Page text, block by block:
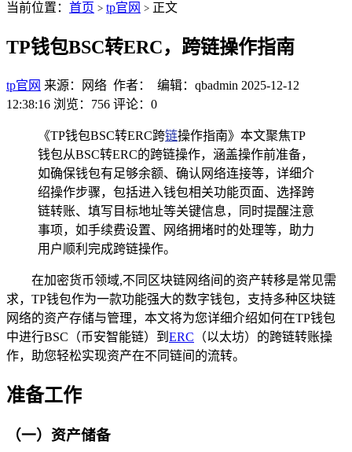
当前位置： 首页 > tp官网 > 正文
TP钱包BSC转ERC，跨链操作指南
tp官网 来源：网络 作者： 编辑：qbadmin 2025-12-12
12:38:16 浏览：756 评论：0
《TP钱包BSC转ERC跨链操作指南》本文聚焦TP
钱包从BSC转ERC的跨链操作，涵盖操作前准备，
如确保钱包有足够余额、确认网络连接等，详细介
绍操作步骤，包括进入钱包相关功能页面、选择跨
链转账、填写目标地址等关键信息，同时提醒注意
事项，如手续费设置、网络拥堵时的处理等，助力
用户顺利完成跨链操作。
在加密货币领域,不同区块链网络间的资产转移是常见需
求，TP钱包作为一款功能强大的数字钱包，支持多种区块链
网络的资产存储与管理，本文将为您详细介绍如何在TP钱包
中进行BSC（币安智能链）到 ERC （以太坊）的跨链转账操
作，助您轻松实现资产在不同链间的流转。
准备工作
（一）资产储备